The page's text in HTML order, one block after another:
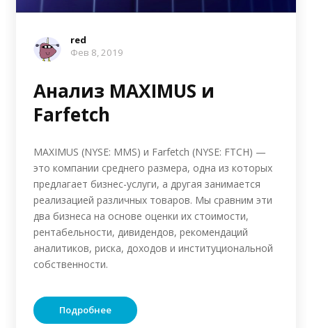
red
Фев 8, 2019
Анализ MAXIMUS и
Farfetch
MAXIMUS (NYSE: MMS) и Farfetch (NYSE: FTCH) —
это компании среднего размера, одна из которых
предлагает бизнес-услуги, а другая занимается
реализацией различных товаров. Мы сравним эти
два бизнеса на основе оценки их стоимости,
рентабельности, дивидендов, рекомендаций
аналитиков, риска, доходов и институциональной
собственности.
Подробнее